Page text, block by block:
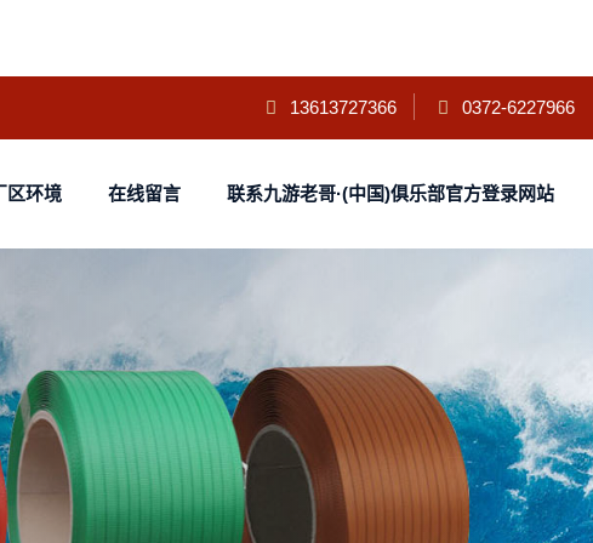
13613727366 0372-6227966
区环境 在线留言 联系九游老哥·(中国)俱乐部官方登录网站